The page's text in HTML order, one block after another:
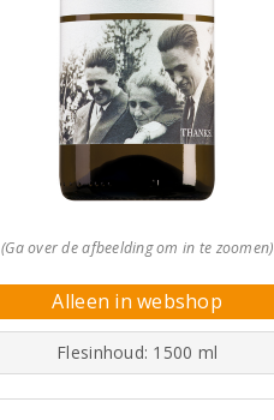
(Ga over de afbeelding om in te zoomen)
Alleen in webshop
Flesinhoud: 1500 ml